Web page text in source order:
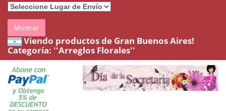
Mostrar
Viendo productos de Gran Buenos Aires!
Categoría: ''Arreglos Florales''